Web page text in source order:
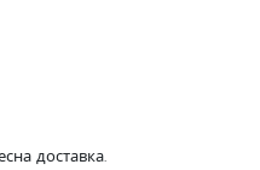
доставка.